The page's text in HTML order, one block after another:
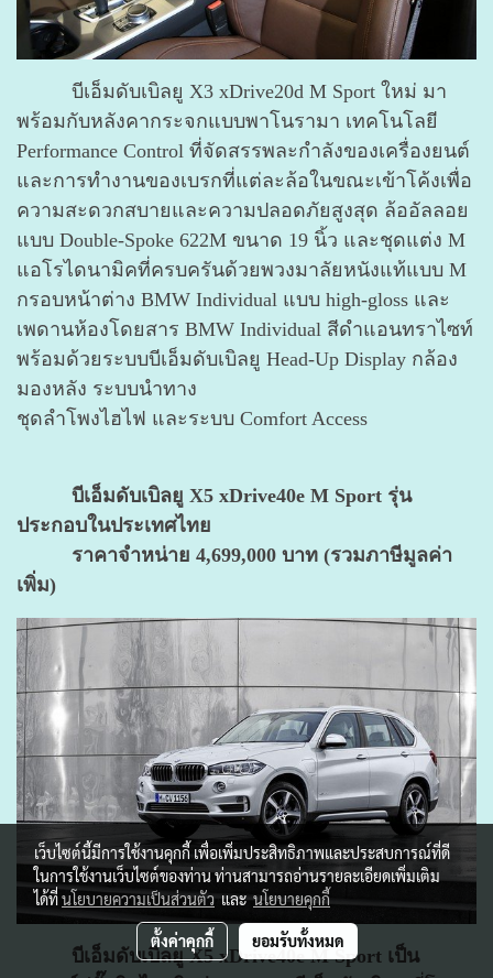
บีเอ็มดับเบิลยู X3 xDrive20d M Sport ใหม่ มา
พร้อมกับหลังคากระจกแบบพาโนรามา เทคโนโลยี
Performance Control ที่จัดสรรพละกำลังของเครื่องยนต์
และการทำงานของเบรกที่แต่ละล้อในขณะเข้าโค้งเพื่อ
ความสะดวกสบายและความปลอดภัยสูงสุด ล้ออัลลอย
แบบ Double-Spoke 622M ขนาด 19 นิ้ว และชุดแต่ง M
แอโรไดนามิคที่ครบครันด้วยพวงมาลัยหนังแท้แบบ M
กรอบหน้าต่าง BMW Individual แบบ high-gloss และ
เพดานห้องโดยสาร BMW Individual สีดำแอนทราไซท์
พร้อมด้วยระบบบีเอ็มดับเบิลยู Head-Up Display กล้อง
มองหลัง ระบบนำทาง
ชุดลำโพงไฮไฟ และระบบ Comfort Access
บีเอ็มดับเบิลยู X5 xDrive40e M Sport รุ่น
ประกอบในประเทศไทย
ราคาจำหน่าย 4,699,000 บาท (รวมภาษีมูลค่า
เพิ่ม)
บีเอ็มดับเบิลยู X5 xDrive40e M Sport เป็น
เว็บไซต์นี้มีการใช้งานคุกกี้ เพื่อเพิ่มประสิทธิภาพและประสบการณ์ที่ดี
ในการใช้งานเว็บไซต์ของท่าน ท่านสามารถอ่านรายละเอียดเพิ่มเติม
ได้ที่นโยบายความเป็นส่วนตัวและนโยบายคุกกี้
ตั้งค่าคุกกี้ ยอมรับทั้งหมด